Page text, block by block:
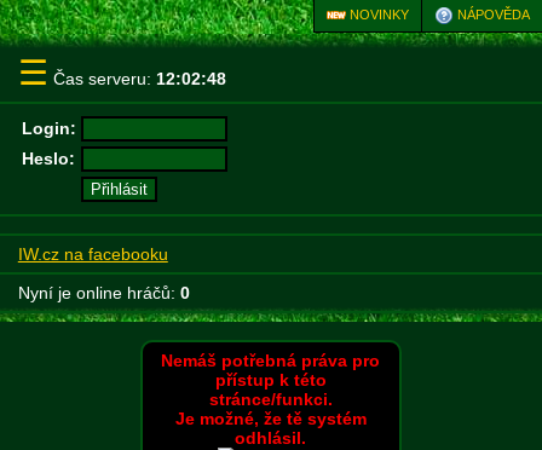
NÁPOVĚDA
NOVINKY
☰ Čas serveru: 12:02:48
Login:
Heslo:
IW.cz na facebooku
Nyní je online hráčů: 0
Nemáš potřebná práva pro
přístup k této
stránce/funkci.
Je možné, že tě systém
odhlásil.